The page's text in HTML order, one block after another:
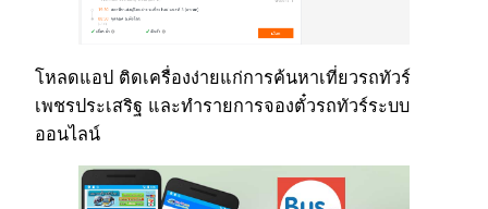
โหลดแอป ติดเครื่องง่ายแก่การค้นหาเที่ยวรถทัวร์
เพชรประเสริฐ และทำรายการจองตั๋วรถทัวร์ระบบ
ออนไลน์